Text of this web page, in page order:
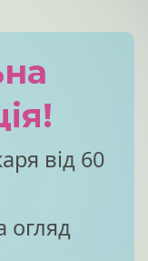
від 60
огляд